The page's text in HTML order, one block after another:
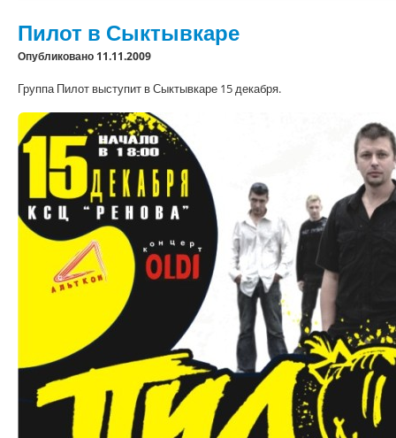
Пилот в Сыктывкаре
Опубликовано 11.11.2009
Группа Пилот выступит в Сыктывкаре 15 декабря.